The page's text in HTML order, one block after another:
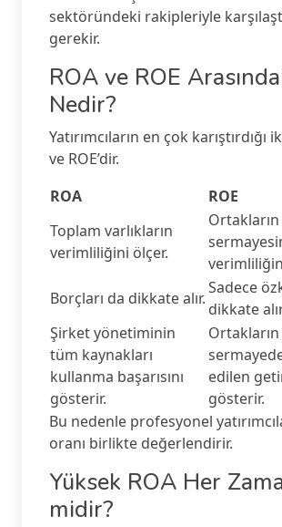
sektöründeki rakipleriyle
gerekir.
ROA ve ROE
Nedir?
Yatırımcıların en çok karıştırdığı
ve ROE’dir.
ROA
ROE
Toplam varlıkların
verimliliğini ölçer.
Ortakların
Borçları da dikkate alır.
Sadece
dikkate
Şirket yönetiminin
tüm kaynakları
kullanma başarısını
gösterir.
Ortakların
edilen
gösterir.
Bu nedenle profesyonel
oranı birlikte değerlendirir.
Yüksek ROA Her
midir?